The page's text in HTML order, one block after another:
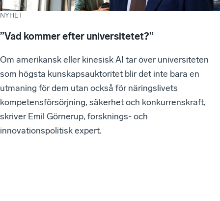
NYHET
”Vad kommer efter universitetet?”
Om amerikansk eller kinesisk AI tar över universiteten
som högsta kunskapsauktoritet blir det inte bara en
utmaning för dem utan också för näringslivets
kompetensförsörjning, säkerhet och konkurrenskraft,
skriver Emil Görnerup, forsknings- och
innovationspolitisk expert.